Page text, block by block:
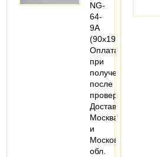
NG-
64-
9A
(90х195)
Оплата
при
получении,
после
проверки
Доставка
Москва
и
Московская
обл.